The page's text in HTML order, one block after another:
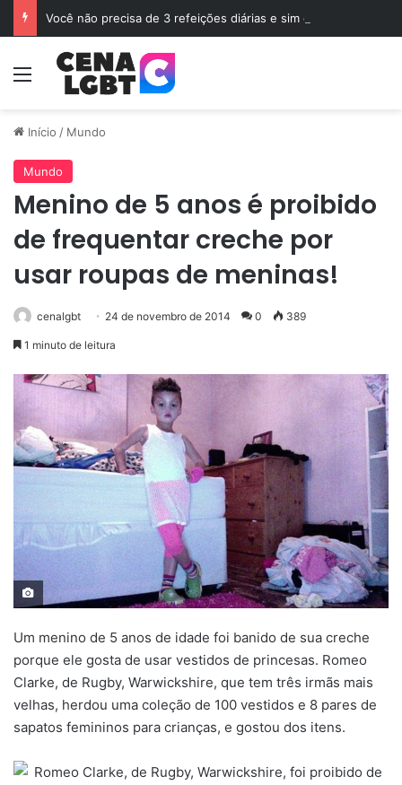
Você não precisa de 3 refeições diárias e sim de Jejum
Menu
Início / Mundo
Mundo
Menino de 5 anos é proibido
de frequentar creche por
usar roupas de meninas!
cenalgbt 24 de novembro de 2014 0 389
1 minuto de leitura
Um menino de 5 anos de idade foi banido de sua creche
porque ele gosta de usar vestidos de princesas. Romeo
Clarke, de Rugby, Warwickshire, que tem três irmãs mais
velhas, herdou uma coleção de 100 vestidos e 8 pares de
sapatos femininos para crianças, e gostou dos itens.